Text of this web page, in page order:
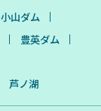
小山ダム
豊英ダム
芦ノ湖